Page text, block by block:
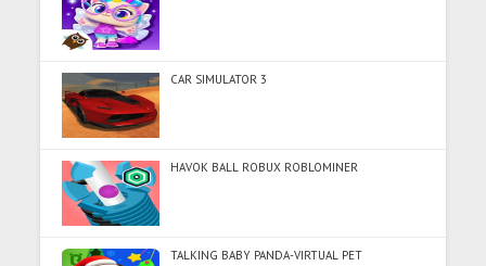
CAR SIMULATOR 3
HAVOK BALL ROBUX ROBLOMINER
TALKING BABY PANDA-VIRTUAL PET